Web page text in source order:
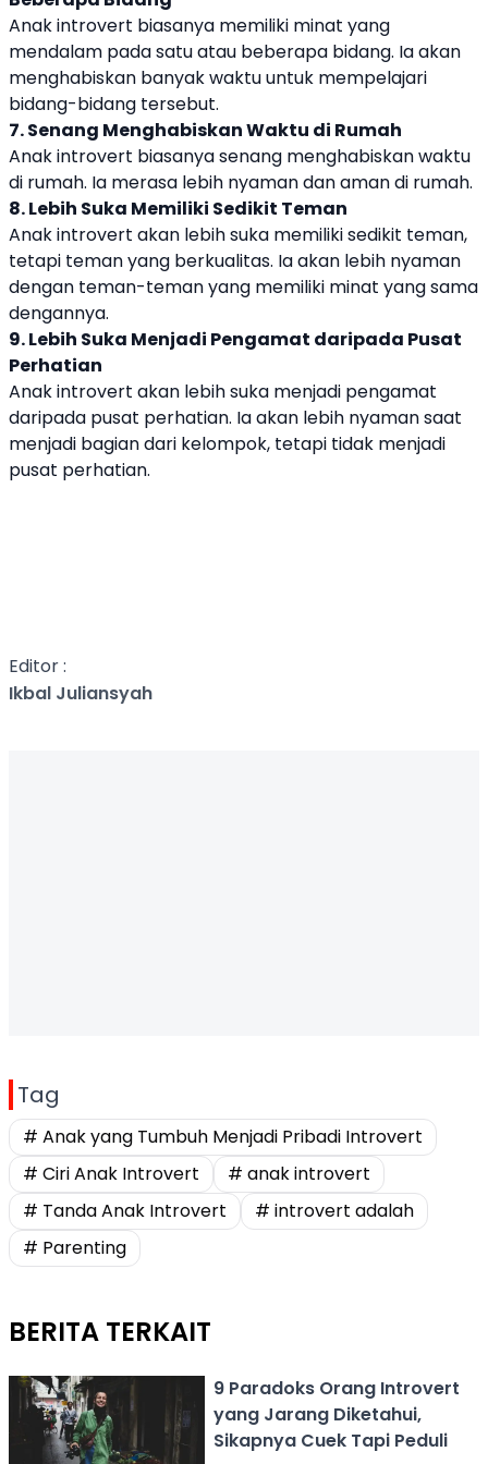
Anak introvert biasanya memiliki minat yang
mendalam pada satu atau beberapa bidang. Ia akan
menghabiskan banyak waktu untuk mempelajari
bidang-bidang tersebut.
7. Senang Menghabiskan Waktu di Rumah
Anak introvert biasanya senang menghabiskan waktu
di rumah. Ia merasa lebih nyaman dan aman di rumah.
8. Lebih Suka Memiliki Sedikit Teman
Anak introvert akan lebih suka memiliki sedikit teman,
tetapi teman yang berkualitas. Ia akan lebih nyaman
dengan teman-teman yang memiliki minat yang sama
dengannya.
9. Lebih Suka Menjadi Pengamat daripada Pusat
Perhatian
Anak introvert akan lebih suka menjadi pengamat
daripada pusat perhatian. Ia akan lebih nyaman saat
menjadi bagian dari kelompok, tetapi tidak menjadi
pusat perhatian.
Editor :
Ikbal Juliansyah
Tag
# Anak yang Tumbuh Menjadi Pribadi Introvert
# Ciri Anak Introvert
# anak introvert
# Tanda Anak Introvert
# introvert adalah
# Parenting
BERITA TERKAIT
9 Paradoks Orang Introvert
yang Jarang Diketahui,
Sikapnya Cuek Tapi Peduli